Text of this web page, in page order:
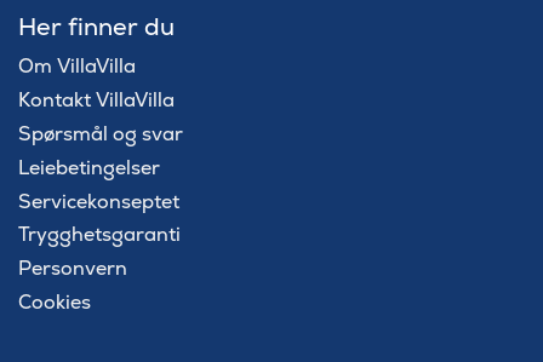
Her finner du
Om VillaVilla
Kontakt VillaVilla
Spørsmål og svar
Leiebetingelser
Servicekonseptet
Trygghetsgaranti
Personvern
Cookies